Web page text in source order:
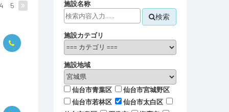
4 5 施設名称
検索
施設カテゴリ
施設地域
仙台市青葉区
仙台市宮城野区
仙台市若林区
仙台市太白区